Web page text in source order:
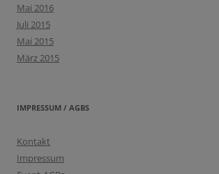
Mai 2016
Juli 2015
Mai 2015
März 2015
IMPRESSUM / AGBS
Kontakt
Impressum